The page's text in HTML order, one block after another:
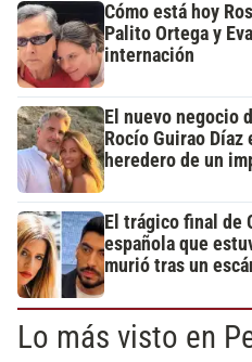
Cómo está hoy
Palito Ortega y
internación
El nuevo negocio
Rocío Guirao
heredero de un
El trágico final de
española que
murió tras un
Lo más visto en